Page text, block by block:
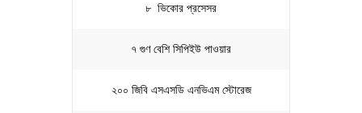
৮ ভিকোর প্রসেসর
৭ গুণ বেশি সিপিইউ পাওয়ার
২০০ জিবি এসএসডি এনভিএম স্টোরেজ